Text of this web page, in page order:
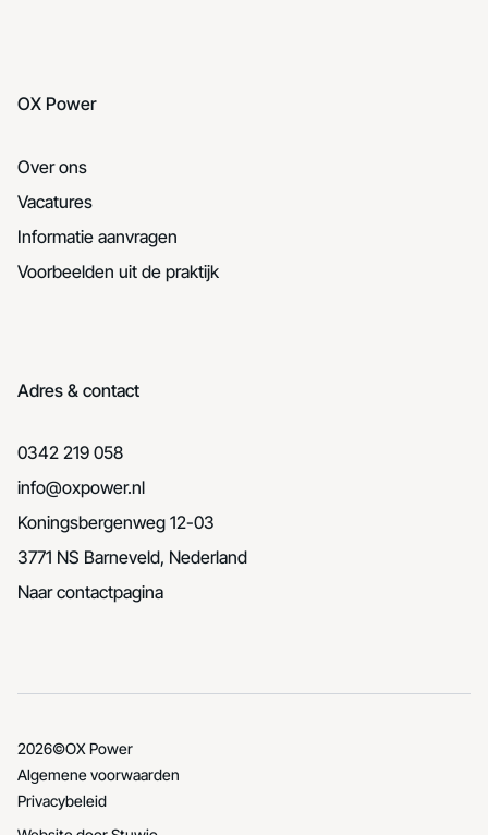
OX Power
Over ons
Vacatures
Informatie aanvragen
Voorbeelden uit de praktijk
Adres & contact
0342 219 058
info@oxpower.nl
Koningsbergenweg 12-03
3771 NS Barneveld, Nederland
Naar contactpagina
2026©OX Power
Algemene voorwaarden
Privacybeleid